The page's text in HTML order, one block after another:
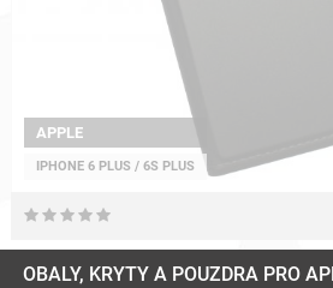
APPLE
IPHONE 6 PLUS / 6S PLUS
OBALY, KRYTY A POUZDRA PRO